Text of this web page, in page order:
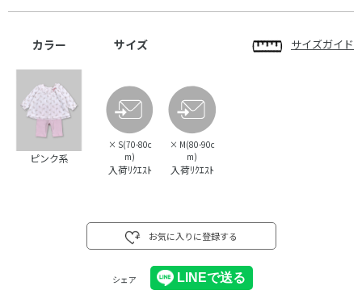
カラー サイズ サイズガイド
ピンク系
× S(70-80c
m)
入荷ﾘｸｴｽﾄ
× M(80-90c
m)
入荷ﾘｸｴｽﾄ
お気に入りに登録する
シェア